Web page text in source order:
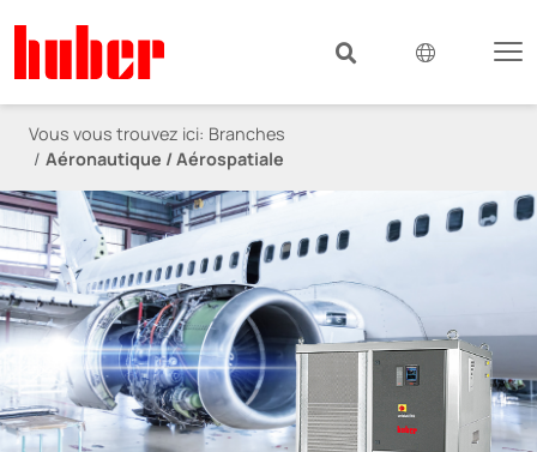
Vous vous trouvez ici: Branches
Aéronautique / Aérospatiale